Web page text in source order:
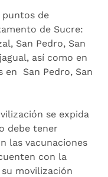
puntos de
de Sucre:
San Pedro, San
así como en
en San Pedro, San
se expida
debe tener
las vacunaciones
con la
movilización